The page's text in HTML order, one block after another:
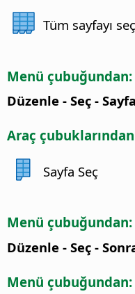
Tüm sayfayı seç
Menü çubuğundan:
Düzenle - Seç -
Araç
Sayfa Seç
Menü çubuğundan:
Düzenle - Seç -
Menü çubuğundan: